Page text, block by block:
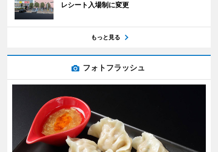
レシート入場制に変更
もっと見る
フォトフラッシュ